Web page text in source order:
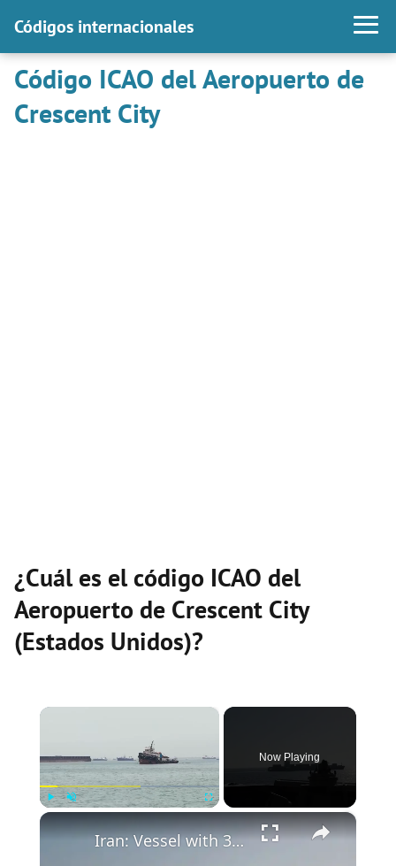
Códigos internacionales
Código ICAO del Aeropuerto de
Crescent City
¿Cuál es el código ICAO del
Aeropuerto de Crescent City
(Estados Unidos)?
×
Now Playing
×
Iran: Vessel with 30 crew reports attack near Strait of Hormuz, seeks assistance.